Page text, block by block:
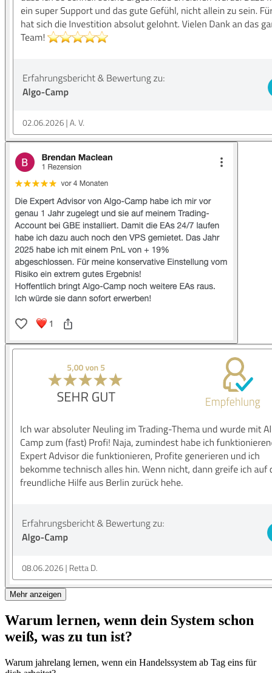
Mehr anzeigen
Warum lernen, wenn dein System schon
weiß, was zu tun ist?
Warum jahrelang lernen, wenn ein Handelssystem ab Tag eins für